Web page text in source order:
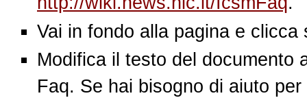
Vai in fondo alla pagina e clicca
Modifica il testo del documento
Faq. Se hai bisogno di aiuto